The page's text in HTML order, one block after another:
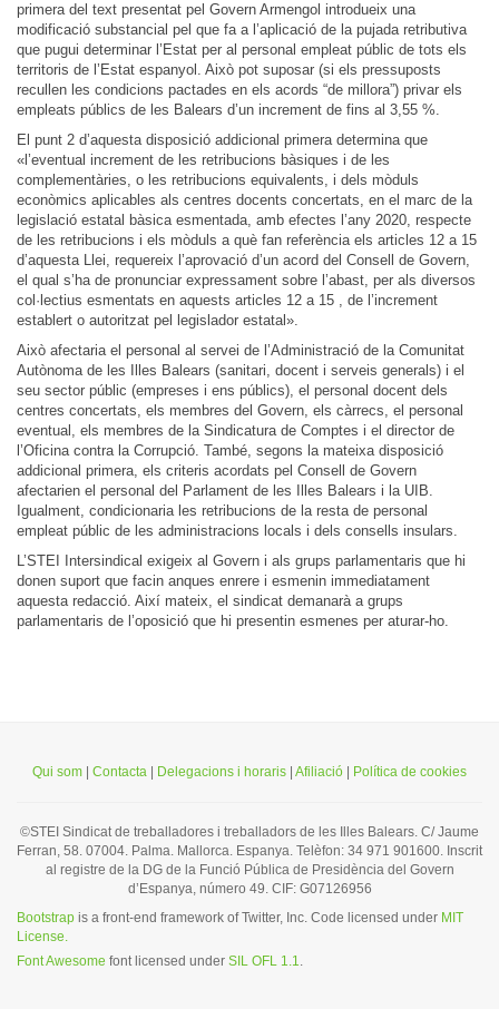
primera del text presentat pel Govern Armengol introdueix una
modificació substancial pel que fa a l’aplicació de la pujada retributiva
que pugui determinar l’Estat per al personal empleat públic de tots els
territoris de l’Estat espanyol. Això pot suposar (si els pressuposts
recullen les condicions pactades en els acords “de millora”) privar els
empleats públics de les Balears d’un increment de fins al 3,55 %.
El punt 2 d’aquesta disposició addicional primera determina que
«l’eventual increment de les retribucions bàsiques i de les
complementàries, o les retribucions equivalents, i dels mòduls
econòmics aplicables als centres docents concertats, en el marc de la
legislació estatal bàsica esmentada, amb efectes l’any 2020, respecte
de les retribucions i els mòduls a què fan referència els articles 12 a 15
d’aquesta Llei, requereix l’aprovació d’un acord del Consell de Govern,
el qual s’ha de pronunciar expressament sobre l’abast, per als diversos
col·lectius esmentats en aquests articles 12 a 15 , de l’increment
establert o autoritzat pel legislador estatal».
Això afectaria el personal al servei de l’Administració de la Comunitat
Autònoma de les Illes Balears (sanitari, docent i serveis generals) i el
seu sector públic (empreses i ens públics), el personal docent dels
centres concertats, els membres del Govern, els càrrecs, el personal
eventual, els membres de la Sindicatura de Comptes i el director de
l’Oficina contra la Corrupció. També, segons la mateixa disposició
addicional primera, els criteris acordats pel Consell de Govern
afectarien el personal del Parlament de les Illes Balears i la UIB.
Igualment, condicionaria les retribucions de la resta de personal
empleat públic de les administracions locals i dels consells insulars.
L’STEI Intersindical exigeix al Govern i als grups parlamentaris que hi
donen suport que facin anques enrere i esmenin immediatament
aquesta redacció. Així mateix, el sindicat demanarà a grups
parlamentaris de l’oposició que hi presentin esmenes per aturar-ho.
Qui som Contacta Delegacions i horaris Afiliació Política de cookies
©STEI Sindicat de treballadores i treballadors de les Illes Balears. C/ Jaume
Ferran, 58. 07004. Palma. Mallorca. Espanya. Telèfon: 34 971 901600. Inscrit
al registre de la DG de la Funció Pública de Presidència del Govern
d’Espanya, número 49. CIF: G07126956
Bootstrap is a front-end framework of Twitter, Inc. Code licensed under MIT
License.
Font Awesome font licensed under SIL OFL 1.1.